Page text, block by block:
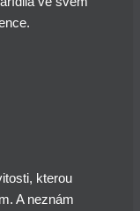
kterou
A neznám